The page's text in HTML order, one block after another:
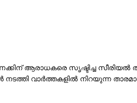
ആരാധകരെ സൃഷ്ടിച്ച
നടത്തി വാർത്തകളിൽ നിറയുന്ന